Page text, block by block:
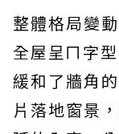
整體格局變
全屋呈ㄇ字
緩和了牆角
片落地窗景